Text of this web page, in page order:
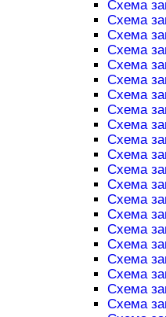
Схема
Схема
Схема
Схема
Схема
Схема
Схема
Схема
Схема
Схема
Схема
Схема
Схема
Схема
Схема
Схема
Схема
Схема
Схема
Схема
Схема